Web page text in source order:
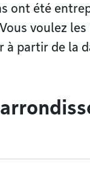
ont été
voulez
à partir de la